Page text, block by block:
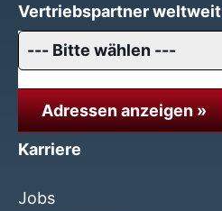
Vertriebspartner weltweit
Adressen anzeigen »
Karriere
Jobs